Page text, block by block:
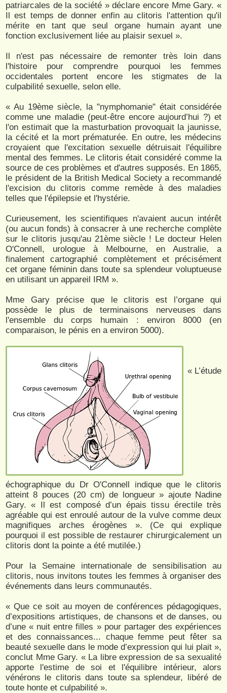
patriarcales de la société » déclare encore Mme Gary. «
Il est temps de donner enfin au clitoris l'attention qu'il
mérite en tant que seul organe humain ayant une
fonction exclusivement liée au plaisir sexuel ».
Il n'est pas nécessaire de remonter très loin dans
l'histoire pour comprendre pourquoi les femmes
occidentales portent encore les stigmates de la
culpabilité sexuelle, selon elle.
« Au 19ème siècle, la "nymphomanie" était considérée
comme une maladie (peut-être encore aujourd’hui ?) et
l'on estimait que la masturbation provoquait la jaunisse,
la cécité et la mort prématurée. En outre, les médecins
croyaient que l'excitation sexuelle détruisait l'équilibre
mental des femmes. Le clitoris était considéré comme la
source de ces problèmes et d'autres supposés. En 1865,
le président de la British Medical Society a recommandé
l'excision du clitoris comme remède à des maladies
telles que l'épilepsie et l'hystérie.
Curieusement, les scientifiques n'avaient aucun intérêt
(ou aucun fonds) à consacrer à une recherche complète
sur le clitoris jusqu'au 21ème siècle ! Le docteur Helen
O'Connell, urologue à Melbourne, en Australie, a
finalement cartographié complètement et précisément
cet organe féminin dans toute sa splendeur voluptueuse
en utilisant un appareil IRM ».
Mme Gary précise que le clitoris est l’organe qui
possède le plus de terminaisons nerveuses dans
l'ensemble du corps humain : environ 8000 (en
comparaison, le pénis en a environ 5000).
« L’étude
échographique du Dr O'Connell indique que le clitoris
atteint 8 pouces (20 cm) de longueur » ajoute Nadine
Gary. « Il est composé d’un épais tissu érectile très
agréable qui est enroulé autour de la vulve comme deux
magnifiques arches érogènes ». (Ce qui explique
pourquoi il est possible de restaurer chirurgicalement un
clitoris dont la pointe a été mutilée.)
Pour la Semaine internationale de sensibilisation au
clitoris, nous invitons toutes les femmes à organiser des
événements dans leurs communautés.
« Que ce soit au moyen de conférences pédagogiques,
d’expositions artistiques, de chansons et de danses, ou
d’une « nuit entre filles » pour partager des expériences
et des connaissances... chaque femme peut fêter sa
beauté sexuelle dans le mode d’expression qui lui plait »,
conclut Mme Gary. « La libre expression de sa sexualité
apporte l'estime de soi et l'équilibre intérieur, alors
vénérons le clitoris dans toute sa splendeur, libéré de
toute honte et culpabilité ».